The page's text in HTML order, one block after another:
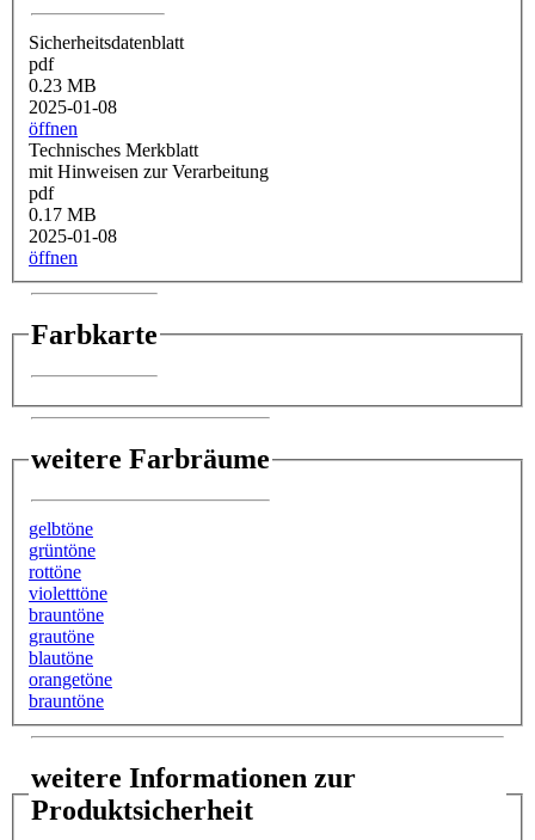
Sicherheitsdatenblatt
pdf
0.23 MB
2025-01-08
öffnen
Technisches Merkblatt
mit Hinweisen zur Verarbeitung
pdf
0.17 MB
2025-01-08
öffnen
Farbkarte
weitere Farbräume
gelbtöne
grüntöne
rottöne
violetttöne
brauntöne
grautöne
blautöne
orangetöne
brauntöne
weitere Informationen zur
Produktsicherheit